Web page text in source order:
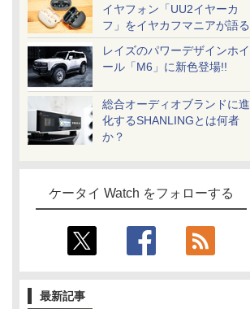
イヤフォン「UU2イヤーカ
フ」をイヤカフマニアが語る
レイズのパワーデザインホイ
ール「M6」に新色登場!!
総合オーディオブランドに進
化するSHANLINGとは何者
か？
ケータイ Watch をフォローする
最新記事